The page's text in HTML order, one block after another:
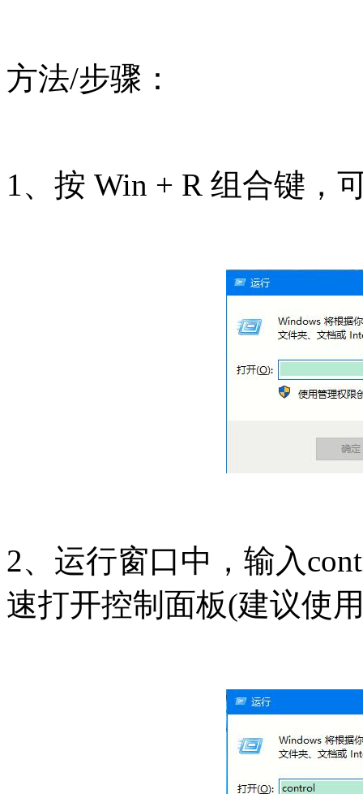
方法/步骤：
1、按 Win + R 组合键，
2、运行窗口中，输入
速打开控制面板(建议使